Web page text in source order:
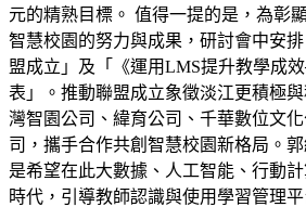
元的精熟目標。 值得一提的是，為彰
智慧校園的努力與成果，研討會中安
盟成立」及「《運用LMS提升教學成
表」。推動聯盟成立象徵淡江更積極
灣智園公司、緯育公司、千華數位文
司，攜手合作共創智慧校園新格局。
是希望在此大數據、人工智能、行動
時代，引導教師認識與使用學習管理